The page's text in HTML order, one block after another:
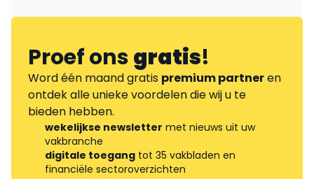
Proef onsgratis!
Word één maand gratis premium partneren
ontdek alle unieke voordelen die wij u te
bieden hebben.
wekelijkse newsletter met nieuws uit uw
vakbranche
digitale toegang tot 35 vakbladen en
financiële sectoroverzichten